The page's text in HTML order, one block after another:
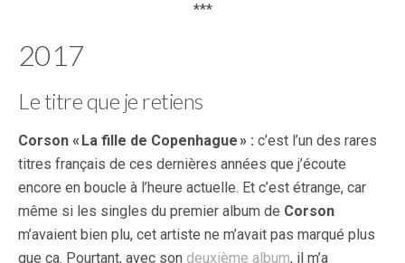
***
2017
Le titre que je retiens
Corson « La fille de Copenhague » : c’est l’un des rares
titres français de ces dernières années que j’écoute
encore en boucle à l’heure actuelle. Et c’est étrange, car
même si les singles du premier album de Corson
m’avaient bien plu, cet artiste ne m’avait pas marqué plus
que ça. Pourtant, avec son deuxième album, il m’a